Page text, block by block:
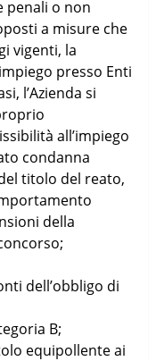
penali o non
a misure che
vigenti, la
presso Enti
l’Azienda si
all’impiego
condanna
titolo del reato,
della
dell’obbligo di
B;
equipollente ai